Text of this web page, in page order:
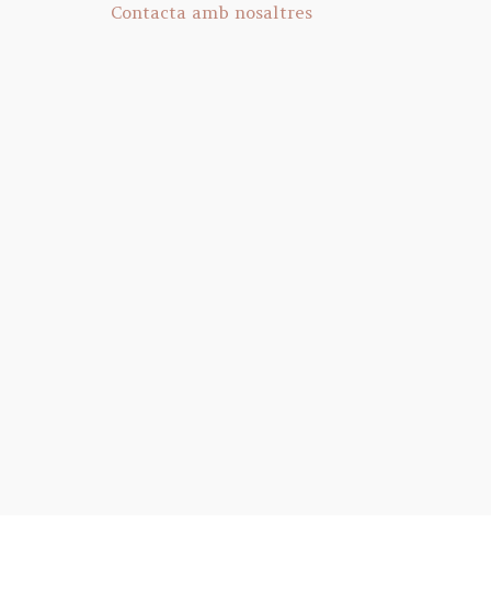
Contacta amb nosaltres